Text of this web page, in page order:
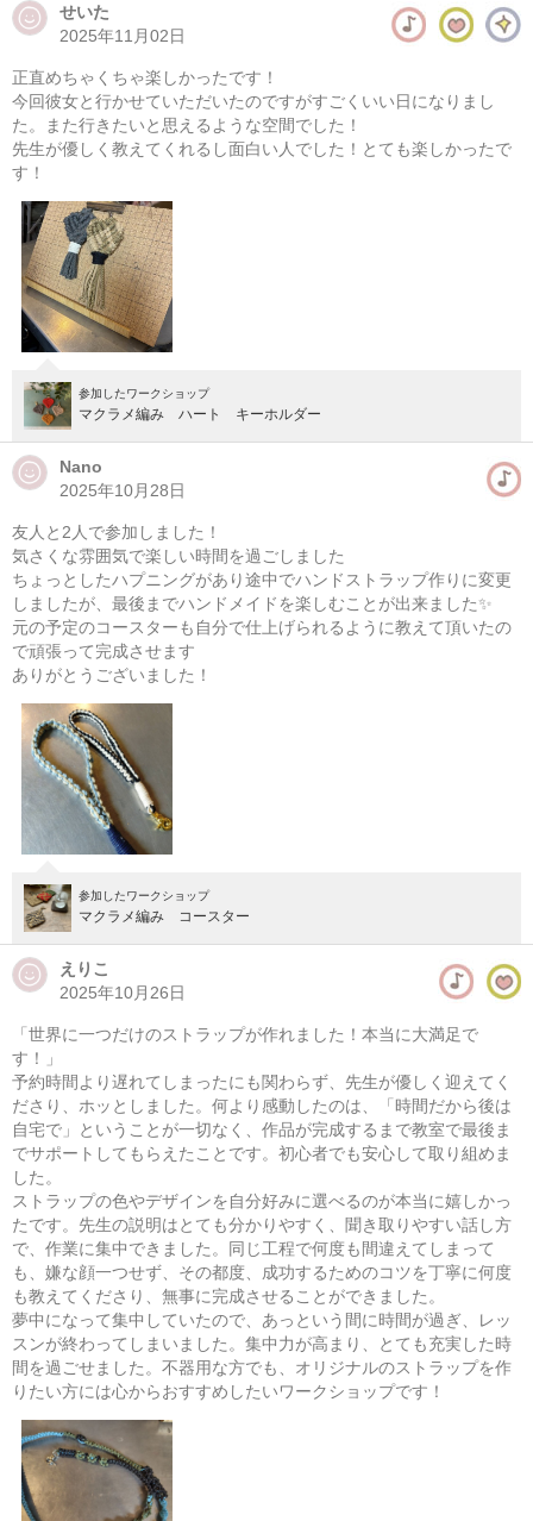
マクラメ編み ポーチ作り
08/10(月) 13:00-18:00
東京 学芸大学駅徒歩14分
08/11(火・祝) 13:00-18:00
東京 学芸大学駅徒歩14分
パラコードで作るミニバッグ
08/15(土) 10:00-14:00
東京 （東横線）学芸大学駅から徒歩15分
08/15(土) 11:00-15:00
東京 （東横線）学芸大学駅から徒歩15分
せいた
2025年11月02日
正直めちゃくちゃ楽しかったです！
今回彼女と行かせていただいたのですがすごくいい日になりまし
た。また行きたいと思えるような空間でした！
先生が優しく教えてくれるし面白い人でした！とても楽しかったで
す！
参加したワークショップ
マクラメ編み ハート キーホルダー
Nano
2025年10月28日
友人と2人で参加しました！
気さくな雰囲気で楽しい時間を過ごしました
ちょっとしたハプニングがあり途中でハンドストラップ作りに変更
しましたが、最後までハンドメイドを楽しむことが出来ました✨
元の予定のコースターも自分で仕上げられるように教えて頂いたの
で頑張って完成させます
ありがとうございました！
参加したワークショップ
マクラメ編み コースター
えりこ
2025年10月26日
​「世界に一つだけのストラップが作れました！本当に大満足で
す！」
​予約時間より遅れてしまったにも関わらず、先生が優しく迎えてく
ださり、ホッとしました。何より感動したのは、「時間だから後は
自宅で」ということが一切なく、作品が完成するまで教室で最後ま
でサポートしてもらえたことです。初心者でも安心して取り組めま
した。
ストラップの色やデザインを自分好みに選べるのが本当に嬉しかっ
たです。先生の説明はとても分かりやすく、聞き取りやすい話し方
で、作業に集中できました。同じ工程で何度も間違えてしまって
も、嫌な顔一つせず、その都度、成功するためのコツを丁寧に何度
も教えてくださり、無事に完成させることができました。
夢中になって集中していたので、あっという間に時間が過ぎ、レッ
スンが終わってしまいました。集中力が高まり、とても充実した時
間を過ごせました。不器用な方でも、オリジナルのストラップを作
りたい方には心からおすすめしたいワークショップです！